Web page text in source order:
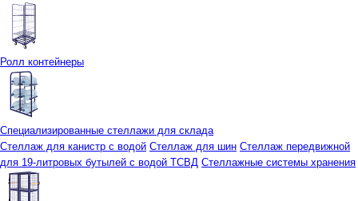
Ролл контейнеры
Специализированные стеллажи для склада
Стеллаж для канистр с водой Стеллаж для шин Стеллаж передвижной
для 19-литровых бутылей с водой ТСВД Стеллажные системы хранения